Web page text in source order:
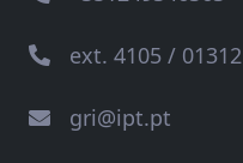
ext. 4105 / 01312
gri@ipt.pt